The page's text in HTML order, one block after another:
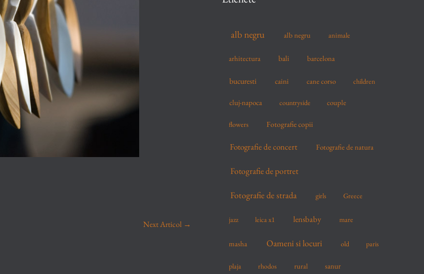
Next Articol →
alb negru alb negru animale
arhitectura bali barcelona
bucuresti caini cane corso children
cluj-napoca countryside couple
flowers Fotografie copii
Fotografie de concert Fotografie de natura
Fotografie de portret
Fotografie de strada girls Greece
jazz leica x1 lensbaby mare
masha Oameni si locuri old paris
plaja rhodos rural sanur